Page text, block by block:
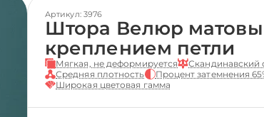
Артикул: 3976
Штора Велюр
креплением петли
Мягкая, не деформируется
Скандинавский
Средняя плотность
Процент затемнения
Широкая цветовая гамма